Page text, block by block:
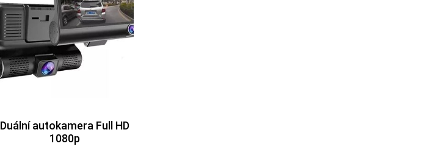
Duální autokamera Full HD
1080p